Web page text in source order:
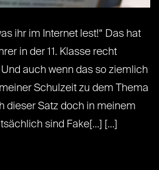
ihr im Internet lest!“ Das hat
in der 11. Klasse recht
auch wenn das so ziemlich
Schulzeit zu dem Thema
dieser Satz doch in meinem
sind Fake[...] [...]